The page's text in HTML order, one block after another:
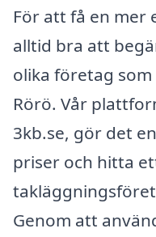
För att få en mer
alltid bra att
olika företag
Rörö. Vår
3kb.se, gör det
priser och hitta
Genom att